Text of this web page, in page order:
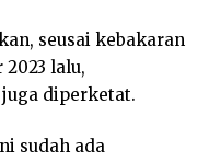
seusai kebakaran
lalu,
juga diperketat.
sudah ada